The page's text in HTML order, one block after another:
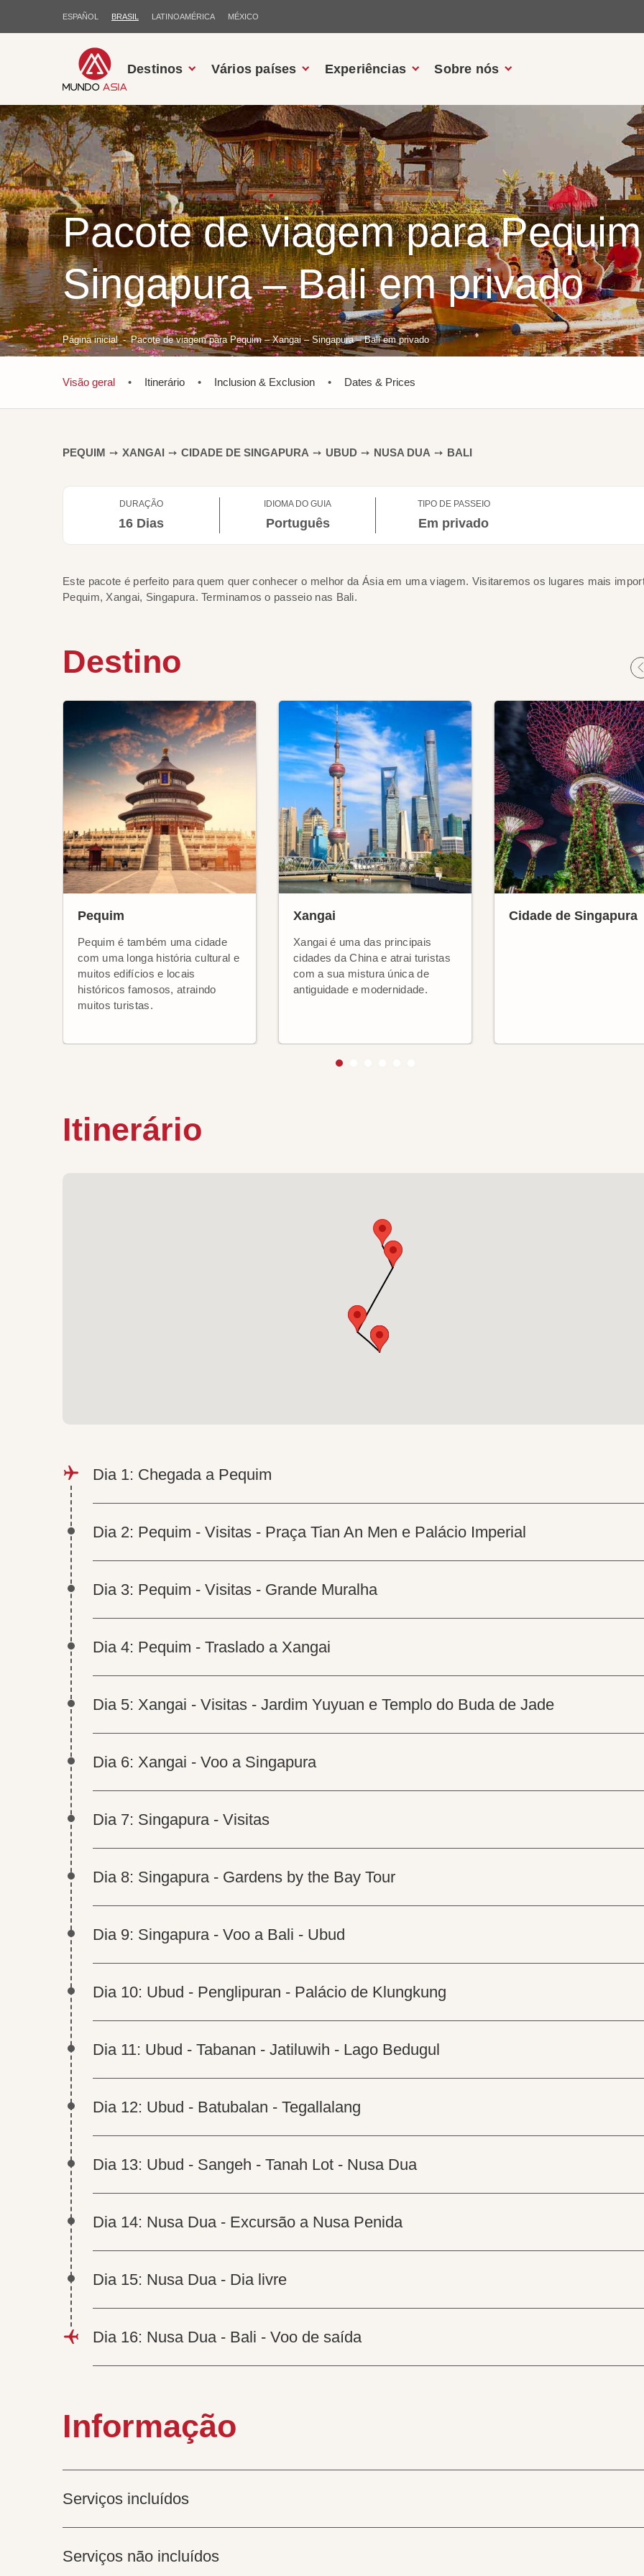
ESPAÑOL BRASIL LATINOAMÉRICA MÉXICO
Destinos Vários países Experiências Sobre nós
Pacote de viagem para
Singapura – Bali em privado
Página inicial Pacote de viagem para Pequim – Xangai – Singapura – Bali em privado
Visão geral • Itinerário • Inclusion & Exclusion • Dates & Prices
PEQUIM ➙ XANGAI ➙ CIDADE DE SINGAPURA ➙ UBUD ➙ NUSA DUA ➙ BALI
DURAÇÃO
16 Dias
IDIOMA DO GUIA
Português
TIPO DE PASSEIO
Em privado
Este pacote é perfeito para quem quer conhecer o melhor da Ásia em uma viagem. Visitaremos os lugares mais
Pequim, Xangai, Singapura. Terminamos o passeio nas Bali.
Destino
Pequim
Pequim é também uma cidade
com uma longa história cultural e
muitos edifícios e locais
históricos famosos, atraindo
muitos turistas.
Xangai
Xangai é uma das principais
cidades da China e atrai turistas
com a sua mistura única de
antiguidade e modernidade.
Cidade de Singapura
Itinerário
Dia 1: Chegada a Pequim
Dia 2: Pequim - Visitas - Praça Tian An Men e Palácio Imperial
Dia 3: Pequim - Visitas - Grande Muralha
Dia 4: Pequim - Traslado a Xangai
Dia 5: Xangai - Visitas - Jardim Yuyuan e Templo do Buda de Jade
Dia 6: Xangai - Voo a Singapura
Dia 7: Singapura - Visitas
Dia 8: Singapura - Gardens by the Bay Tour
Dia 9: Singapura - Voo a Bali - Ubud
Dia 10: Ubud - Penglipuran - Palácio de Klungkung
Dia 11: Ubud - Tabanan - Jatiluwih - Lago Bedugul
Dia 12: Ubud - Batubalan - Tegallalang
Dia 13: Ubud - Sangeh - Tanah Lot - Nusa Dua
Dia 14: Nusa Dua - Excursão a Nusa Penida
Dia 15: Nusa Dua - Dia livre
Dia 16: Nusa Dua - Bali - Voo de saída
Informação
Serviços incluídos
Serviços não incluídos